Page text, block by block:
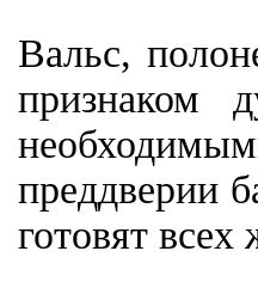
Вальс,
признаком
преддверии
готовят